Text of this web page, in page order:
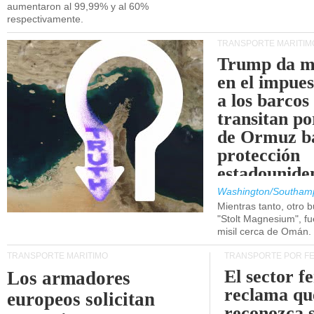
aumentaron al 99,99% y al 60%
respectivamente.
TRANSPORTE
Trump da
en el
a los barcos
transitan
de Ormuz
protección
Washington/
Mientras tanto, otro
"Stolt Magnesium",
misil cerca de Omán.
TRANSPORTE MARÍTIMO
Los armadores
europeos solicitan
TRANSPORTE POR
El sector
reclama